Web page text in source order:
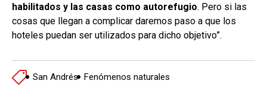
habilitados y las casas como autorefugio. Pero si las
cosas que llegan a complicar daremos paso a que los
hoteles puedan ser utilizados para dicho objetivo”.
San Andrés Fenómenos naturales